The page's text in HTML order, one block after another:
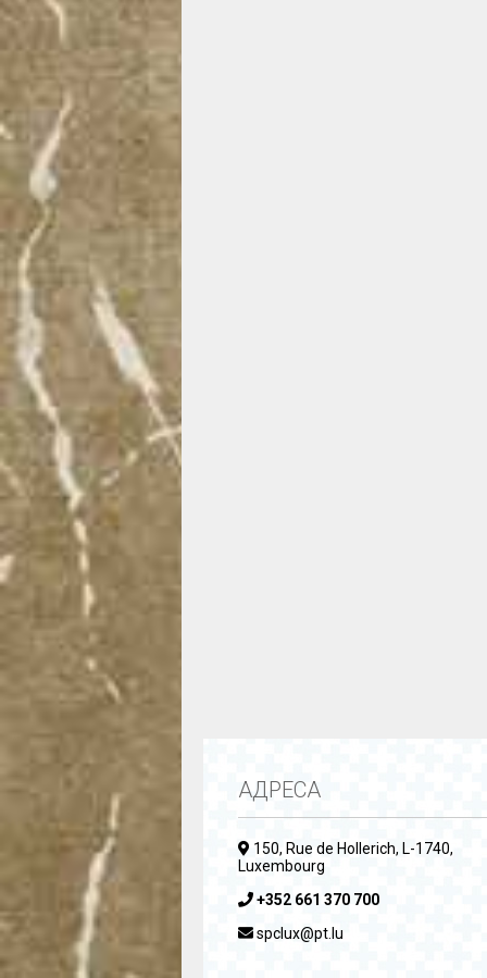
АДРЕСА
150, Rue de Hollerich, L-1740,
Luxembourg
+352 661 370 700
spclux@pt.lu